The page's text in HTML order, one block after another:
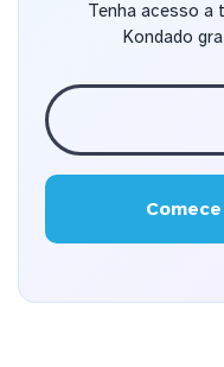
Tenha acesso a
Kondado